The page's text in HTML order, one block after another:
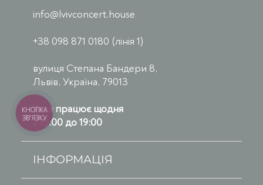
info@lvivconcert.house
+38 098 871 0180 (лінія 1)
вулиця Степана Бандери 8,
Львів, Україна, 79013
Каса працює щодня
з 13:00 до 19:00
ІНФОРМАЦІЯ
КНОПКА
ЗВ'ЯЗКУ